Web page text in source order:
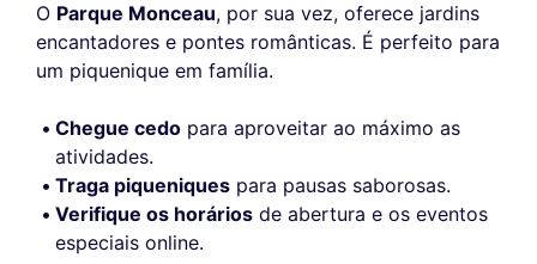
O Parque Monceau, por sua vez, oferece jardins
encantadores e pontes românticas. É perfeito para
um piquenique em família.
Chegue cedo para aproveitar ao máximo as
atividades.
Traga piqueniques para pausas saborosas.
Verifique os horários de abertura e os eventos
especiais online.